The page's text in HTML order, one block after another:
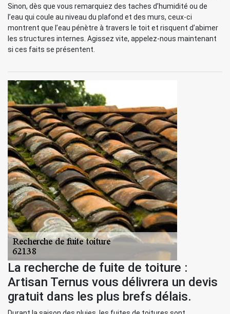
Sinon, dès que vous remarquiez des taches d’humidité ou de
l’eau qui coule au niveau du plafond et des murs, ceux-ci
montrent que l’eau pénètre à travers le toit et risquent d’abimer
les structures internes. Agissez vite, appelez-nous maintenant
si ces faits se présentent.
La recherche de fuite de toiture :
Artisan Ternus vous délivrera un devis
gratuit dans les plus brefs délais.